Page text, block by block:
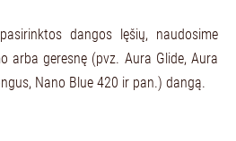
dangos lęšių, naudosime
arba geresnę (pvz. Aura Glide, Aura
Nano Blue 420 ir pan.) dangą.